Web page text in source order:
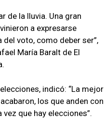
de la lluvia. Una gran
a expresarse
voto, como deber ser”,
María Baralt de El
indicó: “La mejor
los que anden con
que hay elecciones”.